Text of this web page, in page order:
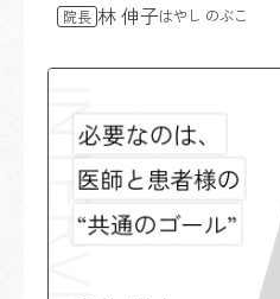
院長 林 伸子はやし のぶこ